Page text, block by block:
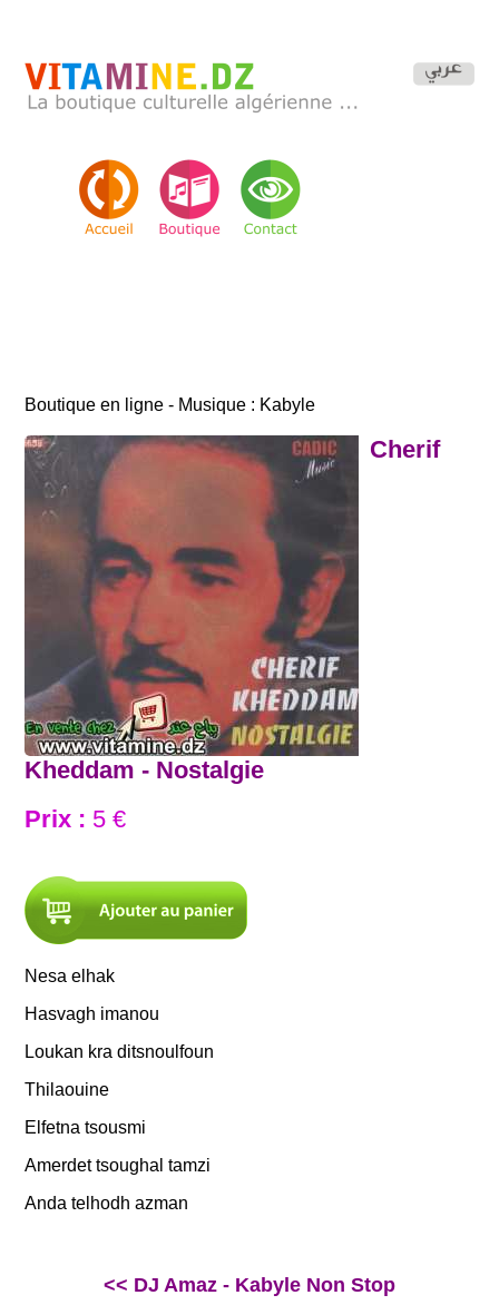
Boutique en ligne - Musique : Kabyle
Cherif
Kheddam - Nostalgie
Prix : 5 €
Nesa elhak
Hasvagh imanou
Loukan kra ditsnoulfoun
Thilaouine
Elfetna tsousmi
Amerdet tsoughal tamzi
Anda telhodh azman
<< DJ Amaz - Kabyle Non Stop